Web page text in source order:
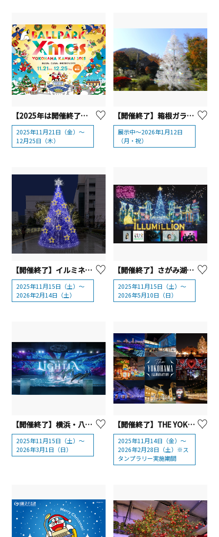
【2025年は開催終了】横浜公園「BALLPARK Xmas YOKOHAMA KANNAI 2025」
2025年11月21日（金）～
12月25日（木）
【開催終了】箱根ガラスの森美術館 クリスタル・ツリー「アベーテ」
展示中～2026年1月12日
（月・祝）
【開催終了】イルミネーションイベント「kirara@アートしんゆり2025」【川崎市】
2025年11月15日（土）～
2026年2月14日（土）
【開催終了】さがみ湖MORIMORI 「さがみ湖イルミリオン」
2025年11月15日（土）～
2026年5月10日（日）
【開催終了】横浜・八景島シーパラダイス「LIGHTIA～七色のキセキ～」
2025年11月15日（土）～
2026年3月1日（日）
【開催終了】THE YOKOHAMA ILLUMINATION
2025年11月14日（金）～
2026年2月28日（土）※ス
タンプラリー実施期間